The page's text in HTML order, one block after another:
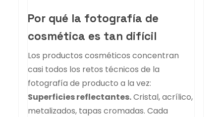
Por qué la fotografía de
cosmética es tan difícil
Los productos cosméticos concentran
casi todos los retos técnicos de la
fotografía de producto a la vez:
Superficies reflectantes.Cristal, acrílico,
metalizados, tapas cromadas. Cada